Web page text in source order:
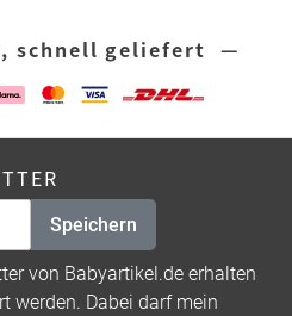
schnell geliefert —
Speichern
von Babyartikel.de erhalten
werden. Dabei darf mein